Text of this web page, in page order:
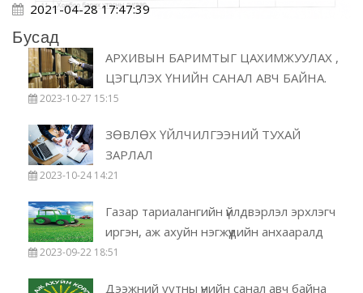
2021-04-28 17:47:39
Бусад
АРХИВЫН БАРИМТЫГ ЦАХИМЖУУЛАХ ,
ЦЭГЦЛЭХ ҮНИЙН САНАЛ АВЧ БАЙНА.
2023-10-27 15:15
ЗӨВЛӨХ ҮЙЛЧИЛГЭЭНИЙ ТУХАЙ
ЗАРЛАЛ
2023-10-24 14:21
Газар тариалангийн үйлдвэрлэл эрхлэгч
иргэн, аж ахуйн нэгжүүдийн анхааралд
2023-09-22 18:51
Дээжний уутны үнийн санал авч байна